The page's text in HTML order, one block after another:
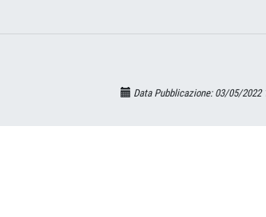
Data Pubblicazione: 03/05/2022